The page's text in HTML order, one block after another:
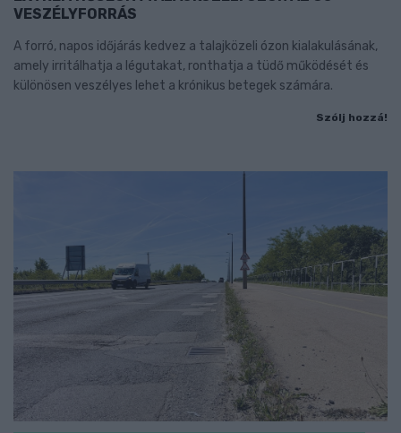
VESZÉLYFORRÁS
A forró, napos időjárás kedvez a talajközeli ózon kialakulásának,
amely irritálhatja a légutakat, ronthatja a tüdő működését és
különösen veszélyes lehet a krónikus betegek számára.
Szólj hozzá!